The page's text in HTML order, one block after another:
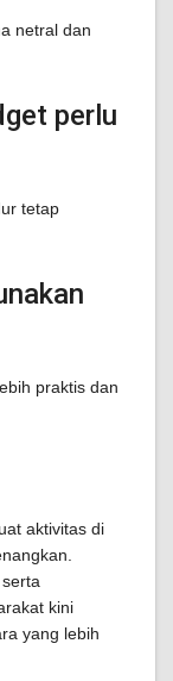
netral dan
perlu
tetap
praktis dan
aktivitas di
kini
yang lebih